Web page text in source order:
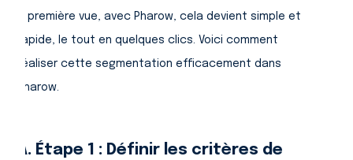
à première vue, avec Pharow, cela devient simple et
rapide, le tout en quelques clics. Voici comment
réaliser cette segmentation efficacement dans
Pharow.
A. Étape 1 : Définir les critères de